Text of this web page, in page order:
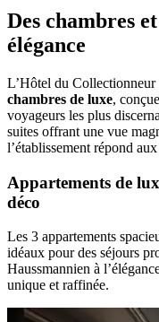
Des chambres
élégance
L’Hôtel du Collectionneur
chambres de luxe,
voyageurs les plus
suites offrant une vue
l’établissement répond
Appartements de
déco
Les 3 appartements
idéaux pour des séjours
Haussmannien à
unique et raffinée.